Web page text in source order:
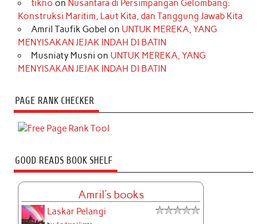
tikno on Nusantara di Persimpangan Gelombang:
Konstruksi Maritim, Laut Kita, dan Tanggung Jawab Kita
Amril Taufik Gobel on UNTUK MEREKA, YANG
MENYISAKAN JEJAK INDAH DI BATIN
Musniaty Musni on UNTUK MEREKA, YANG
MENYISAKAN JEJAK INDAH DI BATIN
PAGE RANK CHECKER
GOOD READS BOOK SHELF
Amril's books
Laskar Pelangi